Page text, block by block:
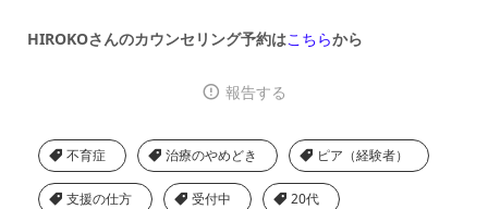
HIROKOさんのカウンセリング予約はこちらから
報告する
不育症 治療のやめどき ピア（経験者）
支援の仕方 受付中 20代